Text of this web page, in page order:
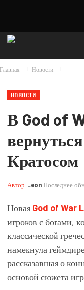
Главная Новости
НОВОСТИ
В God of
Кратосом
Автор LeonПоследнее
Новая God of War
игроков с богами,
классической
намекнула
рассказавшая о
основой сюжета